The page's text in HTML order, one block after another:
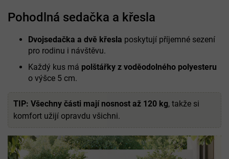
Pohodlná sedačka a křesla
Dvojsedačka a dvě křesla poskytují příjemné sezení
pro rodinu i návštěvu.
Každý kus má polštářky z voděodolného polyesteru
o výšce 5 cm.
TIP: Všechny části mají nosnost až 120 kg, takže si
komfort užijí opravdu všichni.